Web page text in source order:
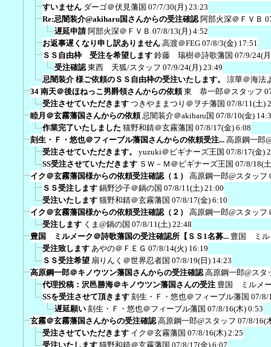
すいません ダーゴ＠伏見藩国 07/7/30(月) 23:23
Re:忌闇装介@akiharu国さんからの受注確認 阿部火深＠ＦＶＢ
遅延申請 阿部火深＠ＦＶＢ 07/8/13(月) 4:52
お返事遅くなり申し訳ありません 高渡＠FEG 07/8/3(金) 17:51
ＳＳ自由枠 受注を希望します 鈴藤 瑞樹＠詩歌藩国 07/9/24(
受注確認 東西 天狐/スタッフ 07/9/24(月) 23:49
忌闇装介 様ご依頼のＳＳ自由枠の受注いたします。
涼華＠海法
34 南天＠後ほねっこ男爵領さんからの依頼 東 恭一郎＠スタッフ
受注させていただきます つきやままつり＠ヲチ藩国 07/8/11(土)
睦月＠玄霧藩国さんからの依頼 忌闇装介＠akiharu国 07/8/10(金)
作業完了いたしました 猫野和錆＠玄霧藩国 07/8/17(金) 6:08
刻生・Ｆ・悠也＠フィーブル藩国さんからの依頼受注... 高原鋼一郎
受注させていただきます。
yuzuki＠ビギナーズ王国 07/8/17(金)
SS受注させていただきます ＳＷ－Ｍ＠ビギナーズ王国 07/8/18(
イク＠玄霧藩国様からの依頼受注確認（１）
高原鋼一郎@スタッフ
ＳＳ受注します 鍋野沙子＠鍋の国 07/8/11(土) 21:00
受注いたします 猫野和錆＠玄霧藩国 07/8/17(金) 6:10
イク＠玄霧藩国様からの依頼受注確認（２）
高原鋼一郎@スタッフ
受注します くま@鍋の国 07/8/11(土) 22:48
豊国 ミルメーク＠詩歌藩国の受注確認所【ＳＳ1名募... 豊国 ミル
受注致します あやの＠ＦＥＧ 07/8/14(火) 16:19
ＳＳ受注希望 扇りんく＠世界忍者国 07/8/19(日) 14:23
高原鋼一郎＠キノウツン藩国さんからの受注確認 高原鋼一郎@スタ
代理投稿：沢邑勝海＠キノウツン藩国さんの受注 豊国 ミルメ
SSを受注させて頂きます 刻生・Ｆ・悠也＠フィーブル藩国 07/8/
遅延願い 刻生・Ｆ・悠也＠フィーブル藩国 07/8/16(木) 0:53
玄霧＠玄霧藩国さんからの受注確認 高原鋼一郎@スタッフ 07/8/16(
受注させていただきます イク＠玄霧藩国 07/8/16(木) 2:25
受注いたします 猫野和錆＠玄霧藩国 07/8/17(金) 6:07